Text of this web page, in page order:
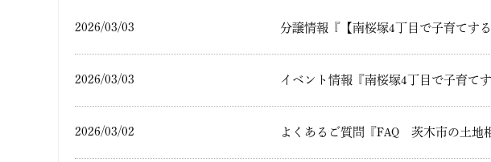
2026/03/03 分譲情報『【南桜塚4丁目で子育てす
2026/03/03 イベント情報『南桜塚4丁目で子育て
2026/03/02 よくあるご質問『FAQ 茨木市の土地